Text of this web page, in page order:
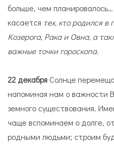
больше, чем
касается тех, кто родился в
Козерога, Рака и Овна, а
важные точки гороскопа.
22 декабря Солнце
напоминая нам о важности
земного существования.
чаще вспоминаем о долге,
родными людьми; строим